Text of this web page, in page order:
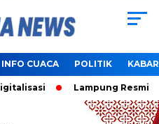
INFO CUACA POLITIK
Lampung Resmi